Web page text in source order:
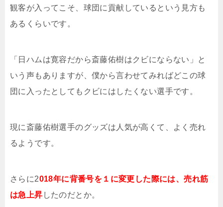
観客が入ってこそ、球団に貢献しているという見方も
あるくらいです。
「日ハムは寛容だから斎藤佑樹はクビにならない」と
いう声もありますが、僕から言わせてみればどこの球
団に入ったとしてもクビにはしたくない選手です。
現に斎藤佑樹選手のグッズは人気が高くて、よく売れ
るようです。
さらに2018年に背番号を１に変更した際には、売れ筋
は急上昇 したのだとか。